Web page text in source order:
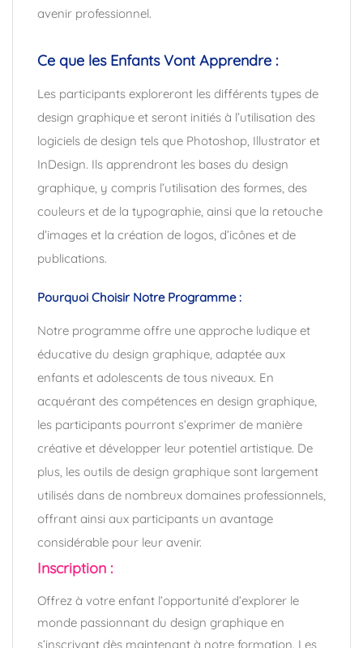
avenir professionnel.
Ce que les Enfants Vont Apprendre :
Les participants exploreront les différents types de
design graphique et seront initiés à l’utilisation des
logiciels de design tels que Photoshop, Illustrator et
InDesign. Ils apprendront les bases du design
graphique, y compris l’utilisation des formes, des
couleurs et de la typographie, ainsi que la retouche
d’images et la création de logos, d’icônes et de
publications.
Pourquoi Choisir Notre Programme :
Notre programme offre une approche ludique et
éducative du design graphique, adaptée aux
enfants et adolescents de tous niveaux. En
acquérant des compétences en design graphique,
les participants pourront s’exprimer de manière
créative et développer leur potentiel artistique. De
plus, les outils de design graphique sont largement
utilisés dans de nombreux domaines professionnels,
offrant ainsi aux participants un avantage
considérable pour leur avenir.
Inscription :
Offrez à votre enfant l’opportunité d’explorer le
monde passionnant du design graphique en
s’inscrivant dès maintenant à notre formation. Les